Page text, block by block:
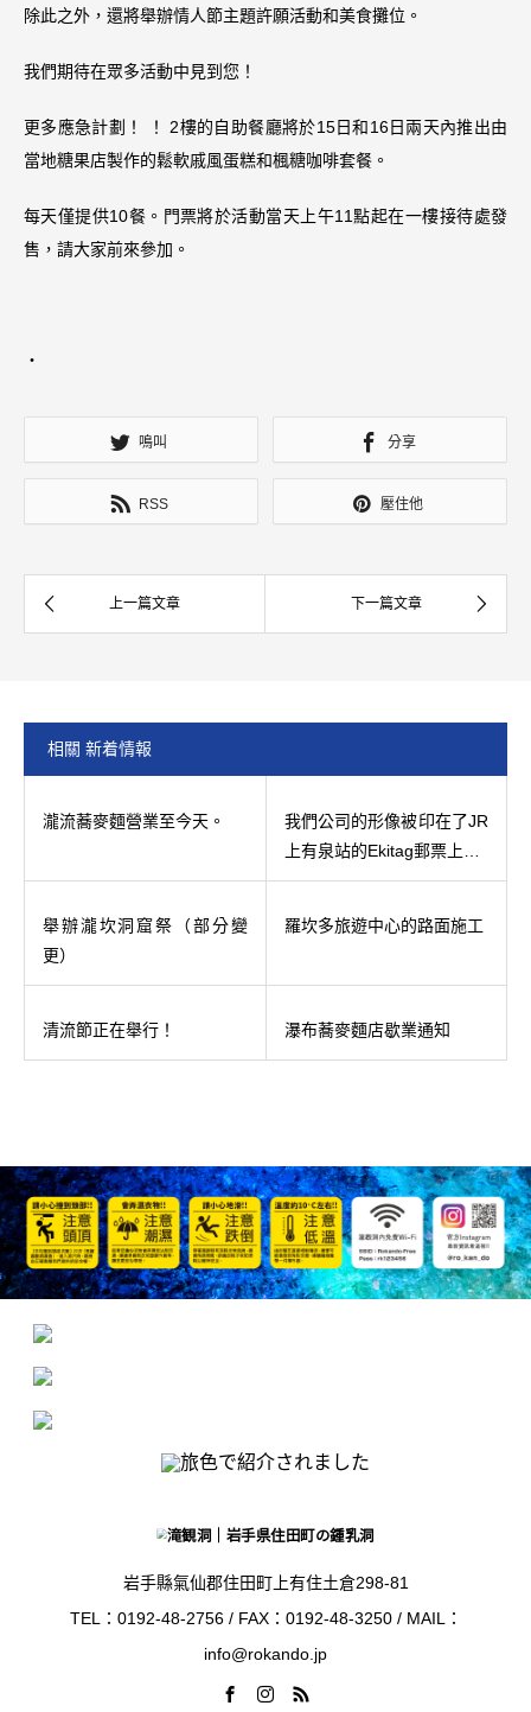
除此之外，還將舉辦情人節主題許願活動和美食攤位。
我們期待在眾多活動中見到您！
更多應急計劃！ ！ 2樓的自助餐廳將於15日和16日兩天內推出由
當地糖果店製作的鬆軟戚風蛋糕和楓糖咖啡套餐。
每天僅提供10餐。門票將於活動當天上午11點起在一樓接待處發
售，請大家前來參加。
・
鳴叫 分享
RSS 壓住他
相關 新着情報
瀧流蕎麥麵營業至今天。
我們公司的形像被印在了JR
上有泉站的Ekitag郵票上…
舉辦瀧坎洞窟祭（部分變
更）
羅坎多旅遊中心的路面施工
清流節正在舉行！ 瀑布蕎麥麵店歇業通知
岩手縣氣仙郡住田町上有住土倉298-81
TEL：0192-48-2756 / FAX：0192-48-3250 / MAIL：
info@rokando.jp